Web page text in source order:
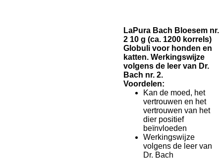
LaPura Bach Bloesem nr.
2 10 g (ca. 1200 korrels)
Globuli voor honden en
katten. Werkingswijze
volgens de leer van Dr.
Bach nr. 2.
Voordelen:
Kan de moed, het
vertrouwen en het
vertrouwen van het
dier positief
beïnvloeden
Werkingswijze
volgens de leer van
Dr. Bach